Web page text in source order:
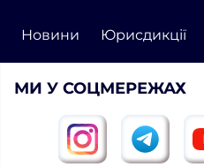
Новини Юрисдикції
МИ У СОЦМЕРЕЖАХ